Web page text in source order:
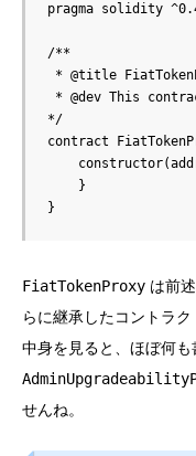
pragma solidity
/**
* @title
* @dev This
*/
contract
    }
}
FiatTokenProxy は前
らに継承したコントラク
中身を見ると、ほぼ何
せんね。